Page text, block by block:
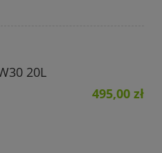
20L
495,00 zł